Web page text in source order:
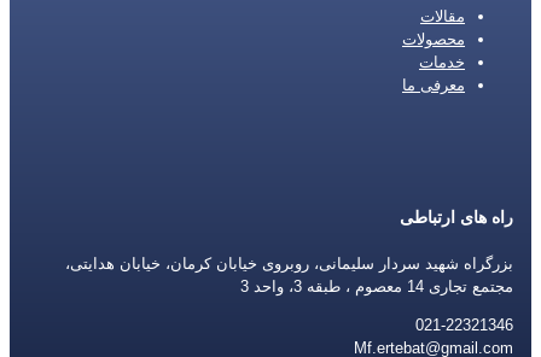
مقالات
محصولات
خدمات
معرفی ما
راه های ارتباطی
بزرگراه شهید سردار سلیمانی، روبروی خیابان کرمان، خیابان هدایتی،
مجتمع تجاری 14 معصوم ، طبقه 3، واحد 3
021-22321346
Mf.ertebat@gmail.com